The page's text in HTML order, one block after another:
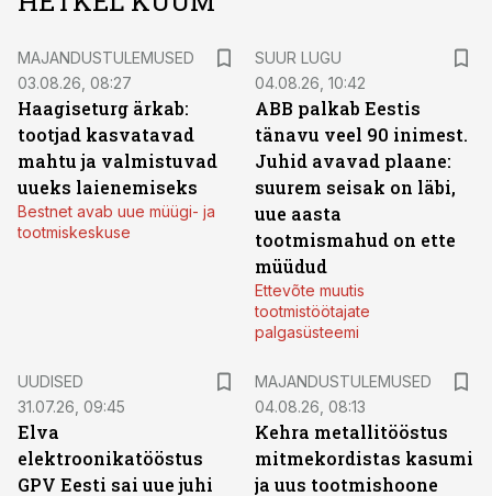
MAJANDUSTULEMUSED
03.08.26, 08:27
Haagiseturg ärkab:
tootjad kasvatavad
mahtu ja valmistuvad
uueks laienemiseks
Bestnet avab uue müügi- ja
tootmiskeskuse
SUUR LUGU
04.08.26, 10:42
ABB palkab Eestis
tänavu veel 90 inimest.
Juhid avavad plaane:
suurem seisak on läbi,
uue aasta
tootmismahud on ette
müüdud
Ettevõte muutis
tootmistöötajate
palgasüsteemi
UUDISED
31.07.26, 09:45
Elva
elektroonikatööstus
GPV Eesti sai uue juhi
MAJANDUSTULEMUSED
04.08.26, 08:13
Kehra metallitööstus
mitmekordistas kasumi
ja uus tootmishoone